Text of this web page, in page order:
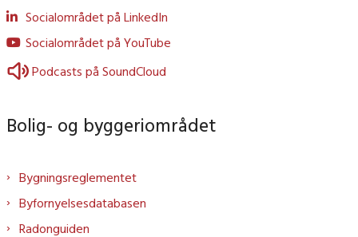
Socialområdet på LinkedIn
Socialområdet på YouTube
Podcasts på SoundCloud
Bolig- og byggeriområdet
Bygningsreglementet
Byfornyelsesdatabasen
Radonguiden